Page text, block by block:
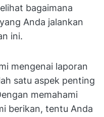
bagaimana
Anda jalankan
ini.
mengenai laporan
satu aspek penting
memahami
berikan, tentu Anda